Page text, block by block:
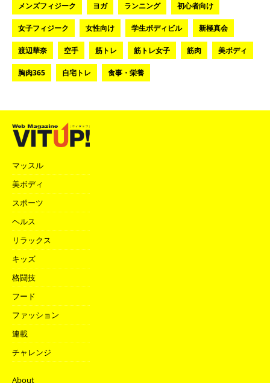
メンズフィジーク ヨガ ランニング 初心者向け
女子フィジーク 女性向け 学生ボディビル 新極真会
渡辺華奈 空手 筋トレ 筋トレ女子 筋肉 美ボディ
胸肉365 自宅トレ 食事・栄養
マッスル
美ボディ
スポーツ
ヘルス
リラックス
キッズ
格闘技
フード
ファッション
連載
チャレンジ
About